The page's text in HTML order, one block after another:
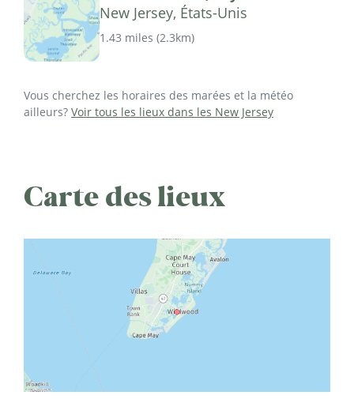
New Jersey, États-Unis
1.43 miles (2.3km)
Vous cherchez les horaires des marées et la météo
ailleurs? Voir tous les lieux dans les New Jersey
Carte des lieux